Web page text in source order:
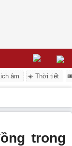
âm ☀️ Thời tiết
trong